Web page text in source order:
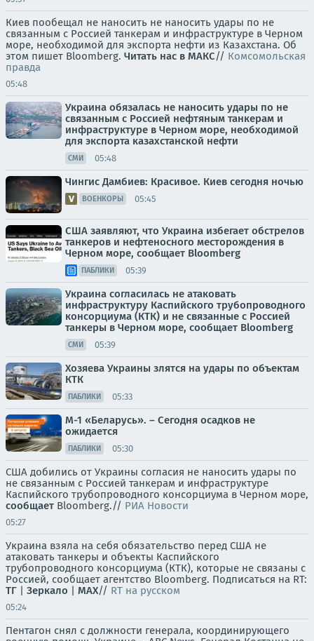
Киев пообещал не наносить не наносить удары по не
связанным с Россией танкерам и инфраструктуре в Черном
море, необходимой для экспорта нефти из Казахстана. Об
этом пишет Bloomberg. Читать нас в МАКС// Комсомольская
правда
05:48
Украина обязалась не наносить удары по не
связанным с Россией нефтяным танкерам и
инфраструктуре в Черном море, необходимой
для экспорта казахстанской нефти
СМИ 05:48
Чингис Дамбиев: Красивое. Киев сегодня ночью
ВОЕНКОРЫ 05:45
США заявляют, что Украина избегает обстрелов
танкеров и нефтеносного месторождения в
Черном море, сообщает Bloomberg
ПАБЛИКИ 05:39
Украина согласилась не атаковать
инфраструктуру Каспийского трубопроводного
консорциума (КТК) и не связанные с Россией
танкеры в Черном море, сообщает Bloomberg
СМИ 05:39
Хозяева Украины злятся на удары по объектам
КТК
ПАБЛИКИ 05:33
М-1 «Беларусь». – Сегодня осадков не
ожидается
ПАБЛИКИ 05:30
США добились от Украины согласия не наносить удары по
не связанным с Россией танкерам и инфраструктуре
Каспийского трубопроводного консорциума в Черном море,
сообщает Bloomberg.// РИА Новости
05:27
Украина взяла на себя обязательство перед США не
атаковать танкеры и объекты Каспийского
трубопроводного консорциума (КТК), которые не связаны с
Россией, сообщает агентство Bloomberg. Подписаться на RT:
ТГ | Зеркало | MAX// RT на русском
05:24
Пентагон снял с должности генерала, координирующего